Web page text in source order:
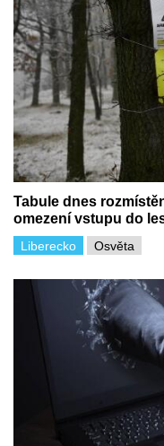
Tabule dnes
omezení vstupu do
Liberecko Osvěta